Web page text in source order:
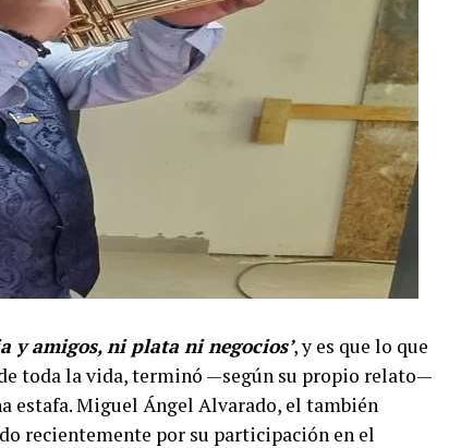
y amigos, ni plata ni negocios’, y es que lo que
toda la vida, terminó —según su propio relato—
estafa. Miguel Ángel Alvarado, el también
recientemente por su participación en el